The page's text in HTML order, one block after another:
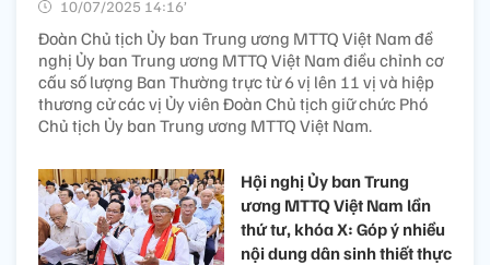
10/07/2025 14:16’
Đoàn Chủ tịch Ủy ban Trung ương MTTQ Việt Nam đề
nghị Ủy ban Trung ương MTTQ Việt Nam điều chỉnh cơ
cấu số lượng Ban Thường trực từ 6 vị lên 11 vị và hiệp
thương cử các vị Ủy viên Đoàn Chủ tịch giữ chức Phó
Chủ tịch Ủy ban Trung ương MTTQ Việt Nam.
Hội nghị Ủy ban Trung
ương MTTQ Việt Nam lần
thứ tư, khóa X: Góp ý nhiều
nội dung dân sinh thiết thực